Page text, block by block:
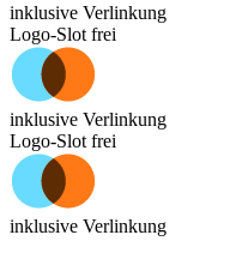
inklusive Verlinkung
Logo-Slot frei
inklusive Verlinkung
Logo-Slot frei
inklusive Verlinkung